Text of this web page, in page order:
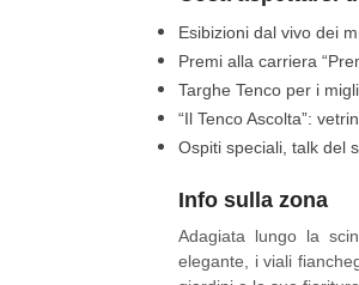
Esibizioni dal vivo dei
Premi alla carriera
Targhe Tenco per i
“Il Tenco Ascolta”:
Ospiti speciali, talk del
Info sulla zona
Adagiata lungo la
elegante, i viali